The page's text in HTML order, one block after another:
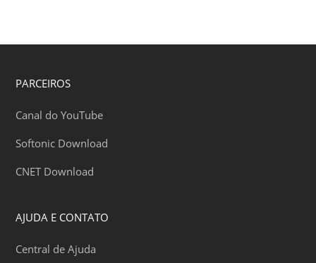
PARCEIROS
Canal do YouTube
Softonic Download
CNET Download
AJUDA E CONTATO
Central de Ajuda